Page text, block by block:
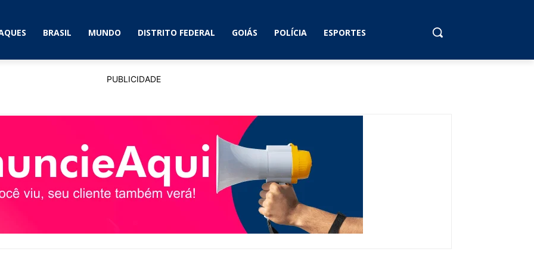
BRASIL MUNDO DISTRITO FEDERAL GOIÁS POLÍCIA ESPORTES
PUBLICIDADE